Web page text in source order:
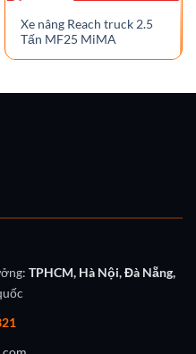
Xe nâng Reach truck 2.5
Tấn MF25 MiMA
TPHCM, Hà Nội, Đà Nẵng,